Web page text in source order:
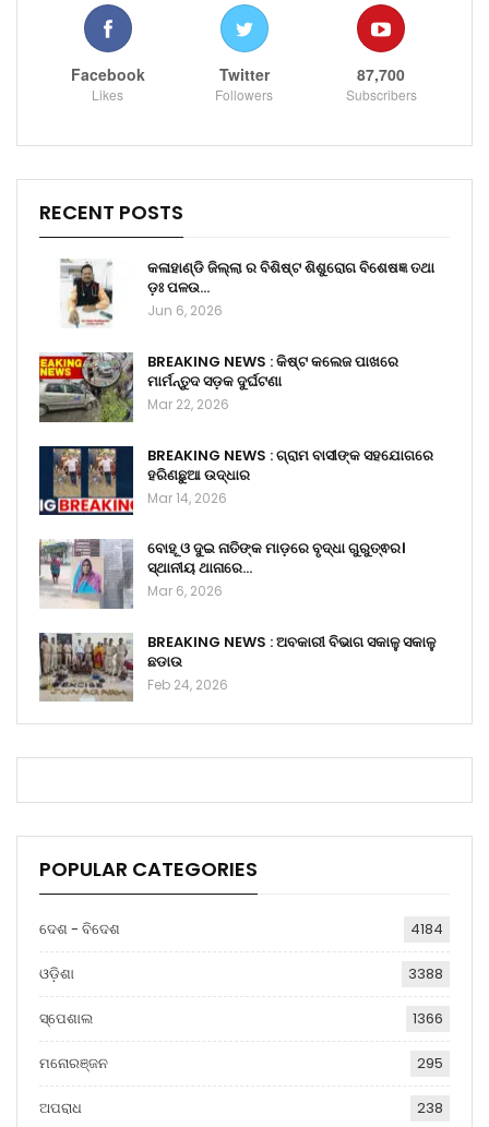
Facebook
Likes
Twitter
Followers
87,700
Subscribers
RECENT POSTS
କଳାହାଣ୍ଡି ଜିଲ୍ଲା ର ବିଶିଷ୍ଟ ଶିଶୁରୋଗ ବିଶେଷଜ୍ଞ ତଥା
ଡ଼ଃ ପଳଉ…
Jun 6, 2026
BREAKING NEWS : କିଷ୍ଟ କଲେଜ ପାଖରେ
ମାର୍ମନ୍ତୁଦ ସଡ଼କ ଦୁର୍ଘଟଣା
Mar 22, 2026
BREAKING NEWS : ଗ୍ରାମ ବାସୀଙ୍କ ସହଯୋଗରେ
ହରିଣଛୁଆ ଉଦ୍ଧାର
Mar 14, 2026
ବୋହୂ ଓ ଦୁଇ ନାତିଙ୍କ ମାଡ଼ରେ ବୃଦ୍ଧା ଗୁରୁତ୍ଵର।
ସ୍ଥାନୀୟ ଥାନାରେ…
Mar 6, 2026
BREAKING NEWS : ଅବକାରୀ ବିଭାଗ ସକାଳୁ ସକାଳୁ
ଛଡାଉ
Feb 24, 2026
POPULAR CATEGORIES
ଦେଶ - ବିଦେଶ 4184
ଓଡ଼ିଶା 3388
ସ୍ପେଶାଲ 1366
ମନୋରଞ୍ଜନ 295
ଅପରାଧ 238